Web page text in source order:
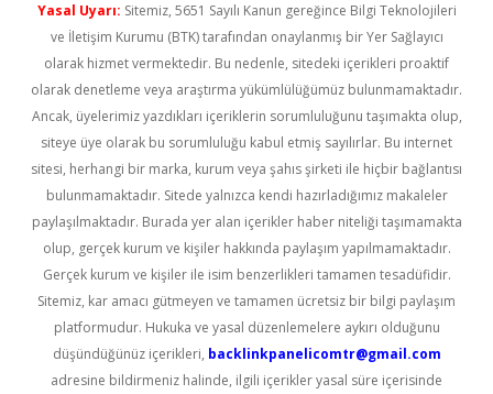
Yasal Uyarı: Sitemiz, 5651 Sayılı Kanun gereğince Bilgi Teknolojileri
ve İletişim Kurumu (BTK) tarafından onaylanmış bir Yer Sağlayıcı
olarak hizmet vermektedir. Bu nedenle, sitedeki içerikleri proaktif
olarak denetleme veya araştırma yükümlülüğümüz bulunmamaktadır.
Ancak, üyelerimiz yazdıkları içeriklerin sorumluluğunu taşımakta olup,
siteye üye olarak bu sorumluluğu kabul etmiş sayılırlar. Bu internet
sitesi, herhangi bir marka, kurum veya şahıs şirketi ile hiçbir bağlantısı
bulunmamaktadır. Sitede yalnızca kendi hazırladığımız makaleler
paylaşılmaktadır. Burada yer alan içerikler haber niteliği taşımamakta
olup, gerçek kurum ve kişiler hakkında paylaşım yapılmamaktadır.
Gerçek kurum ve kişiler ile isim benzerlikleri tamamen tesadüfidir.
Sitemiz, kar amacı gütmeyen ve tamamen ücretsiz bir bilgi paylaşım
platformudur. Hukuka ve yasal düzenlemelere aykırı olduğunu
düşündüğünüz içerikleri, backlinkpanelicomtr@gmail.com
adresine bildirmeniz halinde, ilgili içerikler yasal süre içerisinde